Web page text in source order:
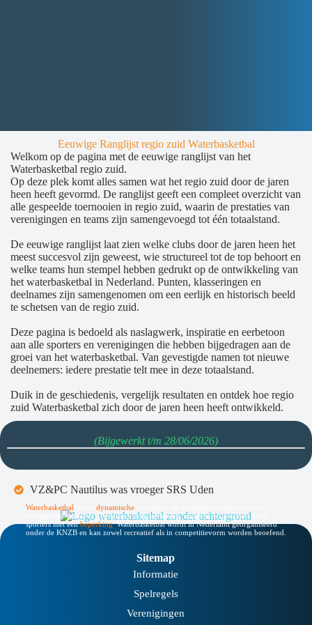
Eeuwige Ranglijst regio zuid Waterbasketbal
Welkom op de pagina met de eeuwige ranglijst van het
Waterbasketbal regio zuid.
Op deze plek komt alles samen wat het regio zuid door de jaren
heen heeft gevormd. De ranglijst geeft een compleet overzicht van
alle gespeelde toernooien in regio zuid, waarin de prestaties van
verenigingen en teams zijn samengevoegd tot één totaalstand.
De eeuwige ranglijst laat zien welke clubs door de jaren heen het
meest succesvol zijn geweest, wie structureel tot de top behoort en
welke teams hun stempel hebben gedrukt op de ontwikkeling van
het waterbasketbal in Nederland. Punten, klasseringen en
deelnames zijn samengenomen om een eerlijk en historisch beeld
te schetsen van de regio zuid.
Deze pagina is bedoeld als naslagwerk, inspiratie en eerbetoon
aan alle sporters en verenigingen die hebben bijgedragen aan de
groei van het waterbasketbal. Van gevestigde namen tot nieuwe
deelnemers: iedere prestatie telt mee in deze totaalstand.
Duik in de geschiedenis, vergelijk resultaten en ontdek hoe regio
zuid Waterbasketbal zich door de jaren heen heeft ontwikkeld.
(Bijgewerkt t/m 28/06/2026)
VZ&PC Nautilus was vroeger SRS Uden
Waterbasketbal dynamische
bewegen in het water. De sport is laagdrempelig, inclusief en geschikt voor
sporters met een beperking.Waterbasketbal wordt in Nederland georganiseerd
onder de KNZB en kan zowel recreatief als in competitievorm worden beoefend.
Sitemap
Informatie
Spelregels
Verenigingen